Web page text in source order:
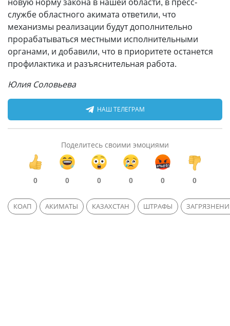
службе областного акимата ответили, что
механизмы реализации будут дополнительно
прорабатываться местными исполнительными
органами, и добавили, что в приоритете останется
профилактика и разъяснительная работа.
Юлия Соловьева
НАШ ТЕЛЕГРАМ
Поделитесь своими эмоциями
0 0 0 0 0 0
КОАП АКИМАТЫ КАЗАХСТАН ШТРАФЫ